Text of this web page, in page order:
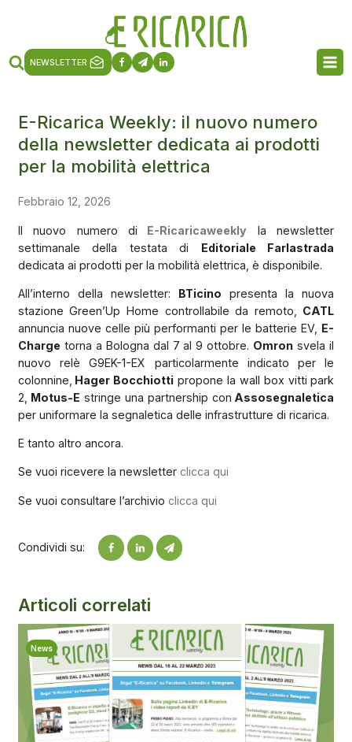
NEWSLETTER
E-Ricarica Weekly: il nuovo numero
della newsletter dedicata ai prodotti
per la mobilità elettrica
Febbraio 12, 2026
Il nuovo numero di E-Ricaricaweekly la newsletter
settimanale della testata di Editoriale Farlastrada
dedicata ai prodotti per la mobilità elettrica, è disponibile.
All’interno della newsletter: BTicino presenta la nuova
stazione Green’Up Home controllabile da remoto, CATL
annuncia nuove celle più performanti per le batterie EV, E-
Charge torna a Bologna dal 7 al 9 ottobre. Omron svela il
nuovo relè G9EK-1-EX particolarmente indicato per le
colonnine, Hager Bocchiotti propone la wall box vitti park
2, Motus-E stringe una partnership con Assosegnaletica
per uniformare la segnaletica delle infrastrutture di ricarica.
E tanto altro ancora.
Se vuoi ricevere la newsletter clicca qui
Se vuoi consultare l’archivio clicca qui
Condividi su:
Articoli correlati
News